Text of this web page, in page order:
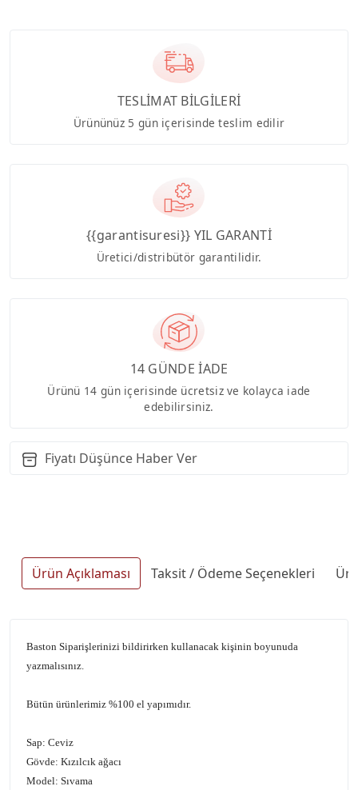
TESLİMAT BİLGİLERİ
Ürününüz 5 gün içerisinde teslim edilir
{{garantisuresi}} YIL GARANTİ
Üretici/distribütör garantilidir.
14 GÜNDE İADE
Ürünü 14 gün içerisinde ücretsiz ve kolayca iade
edebilirsiniz.
Fiyatı Düşünce Haber Ver
Ürün Açıklaması Taksit / Ödeme Seçenekleri
Baston Siparişlerinizi bildirirken kullanacak kişinin boyunuda
yazmalısınız.
Bütün ürünlerimiz %100 el yapımıdır.
Sap: Ceviz
Gövde: Kızılcık ağacı
Model: Sıvama